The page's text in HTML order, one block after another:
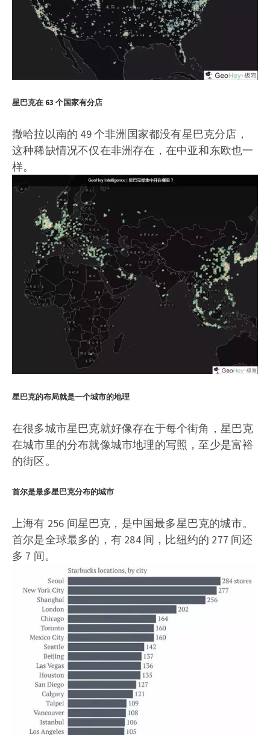
星巴克在 63 个国家有分店
撒哈拉以南的 49 个非洲国家都没有星巴克分店，
这种稀缺情况不仅在非洲存在，在中亚和东欧也一
样。
星巴克的布局就是一个城市的地理
在很多城市星巴克就好像存在于每个街角，星巴克
在城市里的分布就像城市地理的写照，至少是富裕
的街区。
首尔是最多星巴克分布的城市
上海有 256 间星巴克，是中国最多星巴克的城市。
首尔是全球最多的，有 284 间，比纽约的 277 间还
多 7 间。